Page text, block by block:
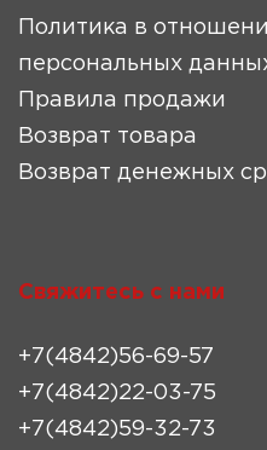
Политика в
персональных
Правила продажи
Возврат товара
Возврат денежных
Свяжитесь с нами
+7(4842)56-69-57
+7(4842)22-03-75
+7(4842)59-32-73